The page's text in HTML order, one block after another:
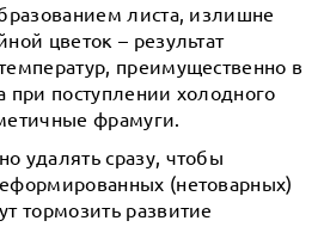
листа, излишне
цветок – результат
преимущественно в
при поступлении холодного
фрамуги.
удалять сразу, чтобы
(нетоварных)
тормозить развитие